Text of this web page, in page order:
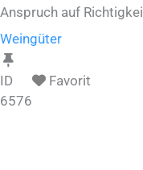
Anspruch auf
Weingüter
ID
6576
Favorit